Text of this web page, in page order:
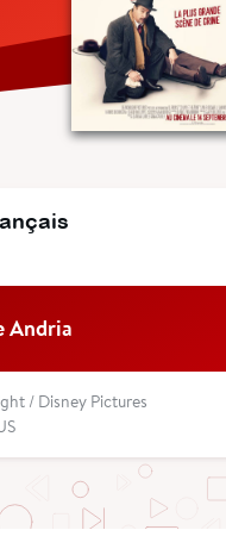
Andria
/ Disney Pictures